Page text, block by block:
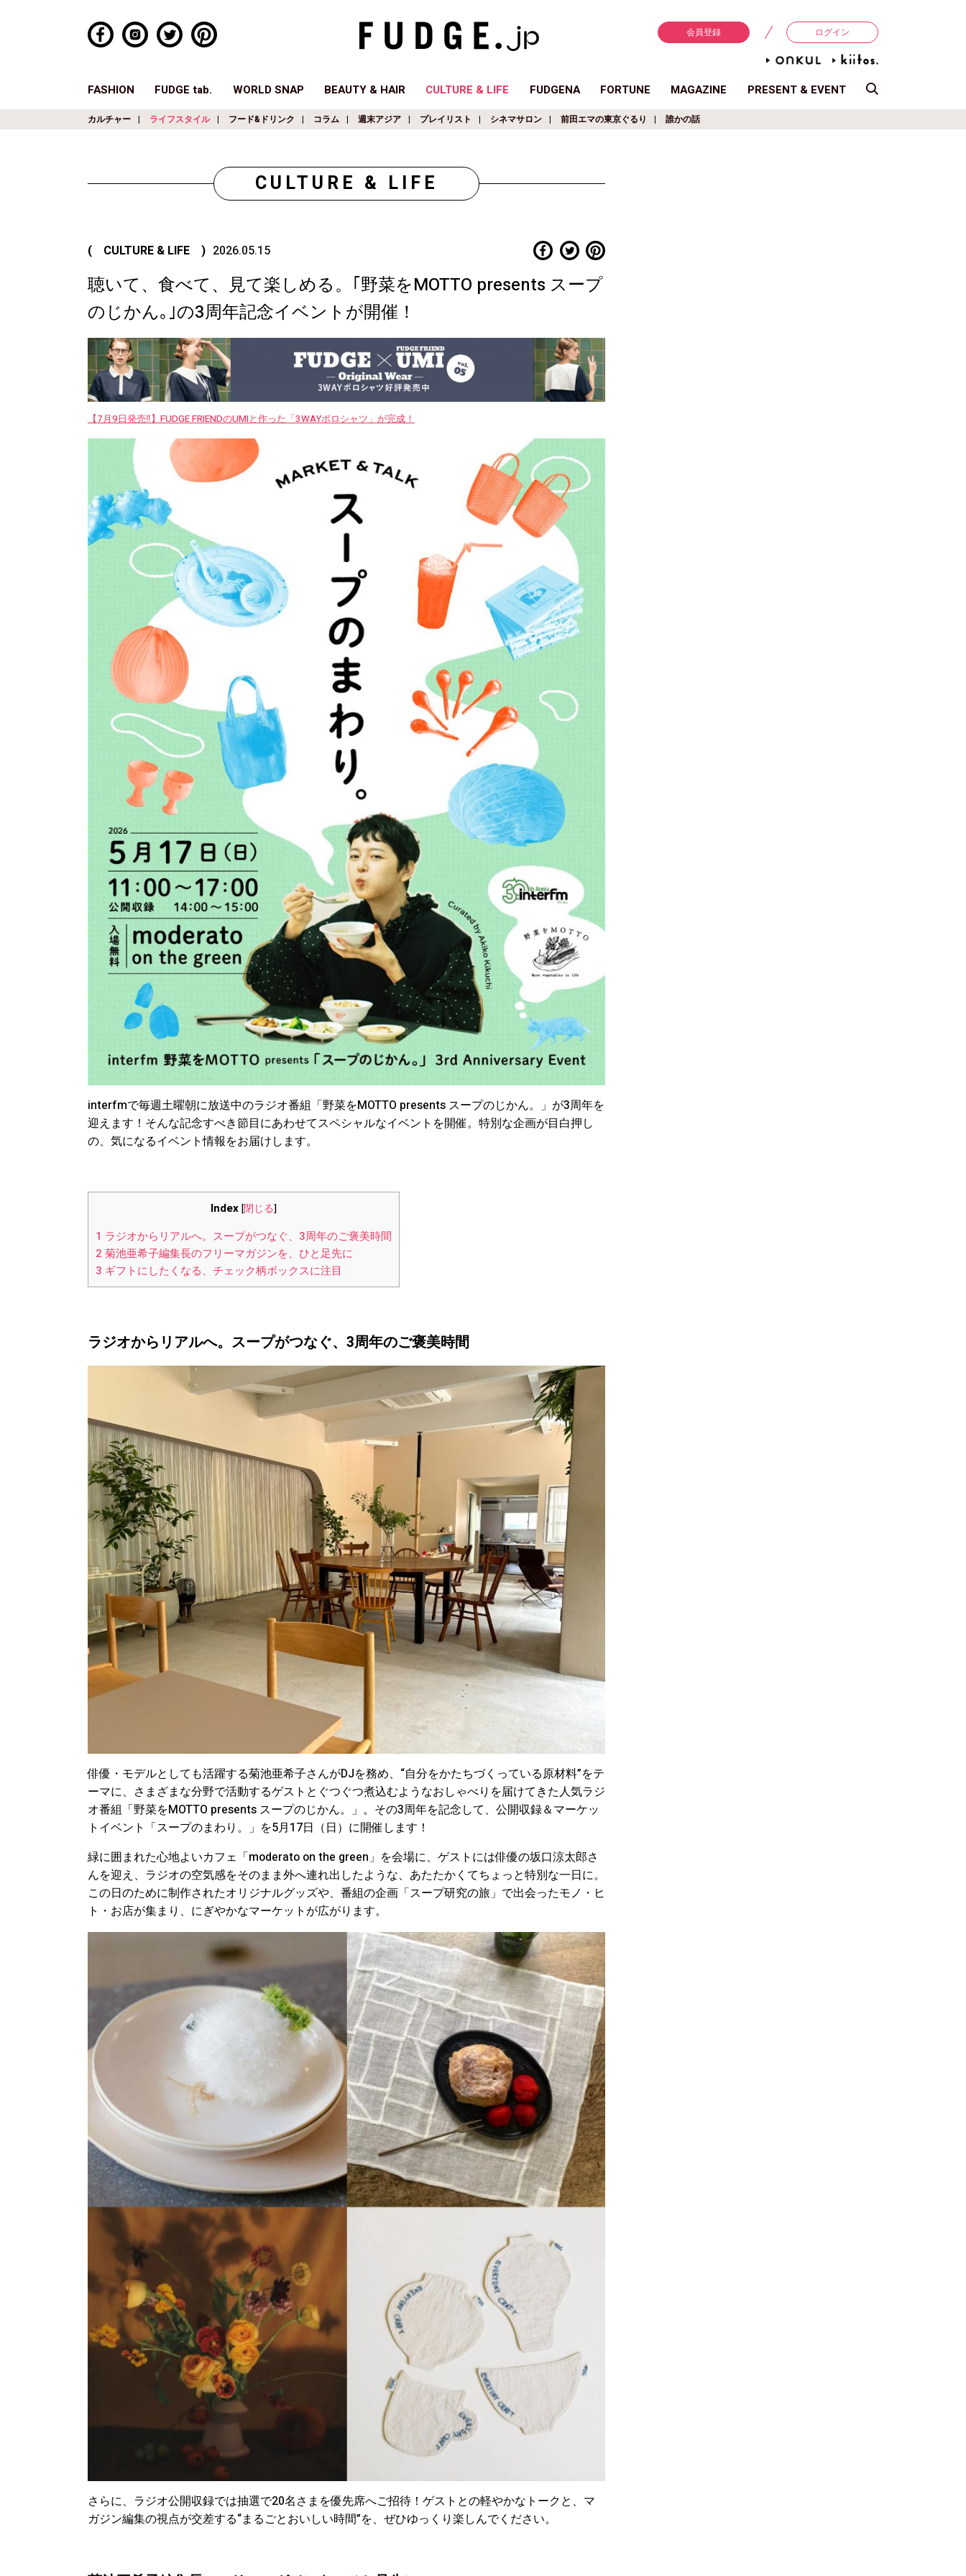
会員登録 ログイン
FASHION FUDGE tab. WORLD SNAP BEAUTY & HAIR CULTURE & LIFE FUDGENA FORTUNE MAGAZINE PRESENT & EVENT
カルチャー ライフスタイル フード&ドリンク コラム 週末アジア プレイリスト シネマサロン 前田エマの東京ぐるり 誰かの話
CULTURE & LIFE
( CULTURE & LIFE ) 2026.05.15
聴いて、食べて、見て楽しめる。｢野菜をMOTTO presents スープ
のじかん｡｣の3周年記念イベントが開催！
【7月9日発売‼︎】FUDGE FRIENDのUMIと作った「3WAYポロシャツ」が完成！
interfmで毎週土曜朝に放送中のラジオ番組「野菜をMOTTO presents スープのじかん。」が3周年を
迎えます！そんな記念すべき節目にあわせてスペシャルなイベントを開催。特別な企画が目白押し
の、気になるイベント情報をお届けします。
Index [閉じる]
1 ラジオからリアルへ。スープがつなぐ、3周年のご褒美時間
2 菊池亜希子編集長のフリーマガジンを、ひと足先に
3 ギフトにしたくなる、チェック柄ボックスに注目
ラジオからリアルへ。スープがつなぐ、3周年のご褒美時間
俳優・モデルとしても活躍する菊池亜希子さんがDJを務め、“自分をかたちづくっている原材料”をテ
ーマに、さまざまな分野で活動するゲストとぐつぐつ煮込むようなおしゃべりを届けてきた人気ラジ
オ番組「野菜をMOTTO presents スープのじかん。」。その3周年を記念して、公開収録＆マーケッ
トイベント「スープのまわり。」を5月17日（日）に開催します！
緑に囲まれた心地よいカフェ「moderato on the green」を会場に、ゲストには俳優の坂口涼太郎さ
んを迎え、ラジオの空気感をそのまま外へ連れ出したような、あたたかくてちょっと特別な一日に。
この日のために制作されたオリジナルグッズや、番組の企画「スープ研究の旅」で出会ったモノ・ヒ
ト・お店が集まり、にぎやかなマーケットが広がります。
さらに、ラジオ公開収録では抽選で20名さまを優先席へご招待！ゲストとの軽やかなトークと、マ
ガジン編集の視点が交差する“まるごとおいしい時間”を、ぜひゆっくり楽しんでください。